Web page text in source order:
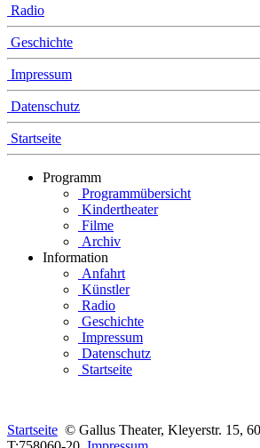
Radio
Geschichte
Impressum
Datenschutz
Startseite
Programm
Programmübersicht
Kindertheater
Filme
Archiv
Information
Anfahrt
Künstler
Radio
Geschichte
Impressum
Datenschutz
Startseite
Startseite © Gallus Theater, Kleyerstr. 15,